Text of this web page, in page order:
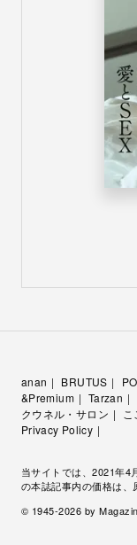
anan BRUTUS
&Premium
Tarzan
クウネル・サロン
こ
Privacy Policy
当サイトでは、2021年4
の本誌記事内の価格は、
© 1945-2026 by